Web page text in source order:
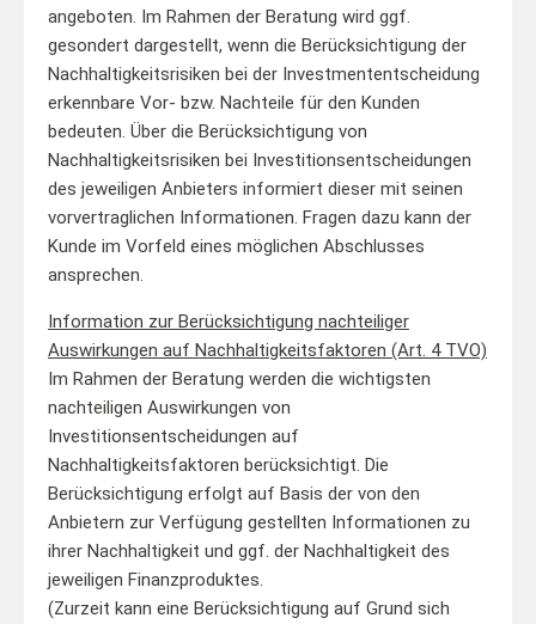
angeboten. Im Rahmen der Beratung wird ggf.
gesondert dargestellt, wenn die Berücksichtigung der
Nachhaltigkeitsrisiken bei der Investmententscheidung
erkennbare Vor- bzw. Nachteile für den Kunden
bedeuten. Über die Berücksichtigung von
Nachhaltigkeitsrisiken bei Investitionsentscheidungen
des jeweiligen Anbieters informiert dieser mit seinen
vorvertraglichen Informationen. Fragen dazu kann der
Kunde im Vorfeld eines möglichen Abschlusses
ansprechen.
Information zur Berücksichtigung nachteiliger
Auswirkungen auf Nachhaltigkeitsfaktoren (Art. 4 TVO)
Im Rahmen der Beratung werden die wichtigsten
nachteiligen Auswirkungen von
Investitionsentscheidungen auf
Nachhaltigkeitsfaktoren berücksichtigt. Die
Berücksichtigung erfolgt auf Basis der von den
Anbietern zur Verfügung gestellten Informationen zu
ihrer Nachhaltigkeit und ggf. der Nachhaltigkeit des
jeweiligen Finanzproduktes.
(Zurzeit kann eine Berücksichtigung auf Grund sich